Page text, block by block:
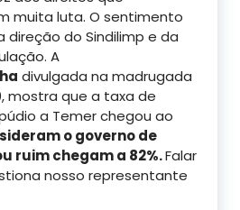
muita luta. O sentimento
direção do Sindilimp e da
A
divulgada na madrugada
mostra que a taxa de
a Temer chegou ao
o governo de
ruim chegam a 82%.Falar
nosso representante